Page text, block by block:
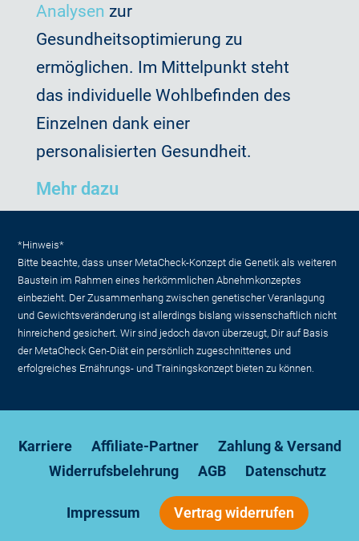
Analysen zur
Gesundheitsoptimierung zu
ermöglichen. Im Mittelpunkt steht
das individuelle Wohlbefinden des
Einzelnen dank einer
personalisierten Gesundheit.
Mehr dazu
*Hinweis*
Bitte beachte, dass unser MetaCheck-Konzept die Genetik als weiteren
Baustein im Rahmen eines herkömmlichen Abnehmkonzeptes
einbezieht. Der Zusammenhang zwischen genetischer Veranlagung
und Gewichtsveränderung ist allerdings bislang wissenschaftlich nicht
hinreichend gesichert. Wir sind jedoch davon überzeugt, Dir auf Basis
der MetaCheck Gen-Diät ein persönlich zugeschnittenes und
erfolgreiches Ernährungs- und Trainingskonzept bieten zu können.
Karriere Affiliate-Partner
Zahlung & Versand
Widerrufsbelehrung
AGB Datenschutz
Impressum Vertrag widerrufen